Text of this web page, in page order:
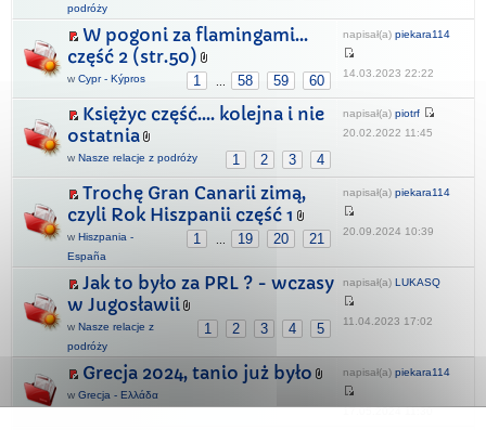
podróży
W pogoni za flamingami…
część 2 (str.50)
1 58 59 60
w Cypr - Kýpros
napisał(a) piekara114
14.03.2023 22:22
Księżyc część.... kolejna i nie
ostatnia
1 2 3 4
w Nasze relacje z podróży
napisał(a) piotrf
20.02.2022 11:45
Trochę Gran Canarii zimą,
czyli Rok Hiszpanii część 1
1 19 20 21
w Hiszpania -
España
napisał(a) piekara114
20.09.2024 10:39
Jak to było za PRL ? - wczasy
w Jugosławii
1 2 3 4 5
w Nasze relacje z
podróży
napisał(a) LUKASQ
11.04.2023 17:02
Grecja 2024, tanio już było
w Grecja - Ελλάδα
napisał(a) piekara114
17.05.2024 11:30